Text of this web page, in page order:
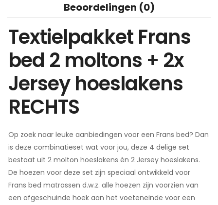
Beoordelingen (0)
Textielpakket Frans
bed 2 moltons + 2x
Jersey hoeslakens
RECHTS
Op zoek naar leuke aanbiedingen voor een Frans bed? Dan
is deze combinatieset wat voor jou, deze 4 delige set
bestaat uit 2 molton hoeslakens én 2 Jersey hoeslakens.
De hoezen voor deze set zijn speciaal ontwikkeld voor
Frans bed matrassen d.w.z. alle hoezen zijn voorzien van
een afgeschuinde hoek aan het voeteneinde voor een